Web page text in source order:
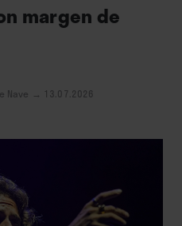
margen de
Nave → 13.07.2026